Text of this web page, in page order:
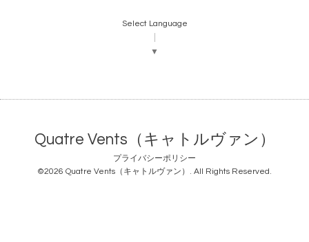
Select Language
▼
Quatre Vents（キャトルヴァン）
プライバシーポリシー
©2026 Quatre Vents（キャトルヴァン） . All Rights Reserved.